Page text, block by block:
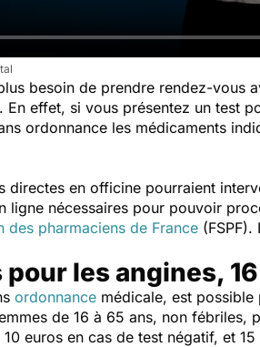
besoin de prendre rendez-
. En effet, si vous présentez un test
ordonnance les médicaments
directes en officine pourraient
ligne nécessaires pour pouvoir
des pharmaciens de France
pour les angines,
ordonnance médicale, est
de 16 à 65 ans, non
euros en cas de test négatif, et